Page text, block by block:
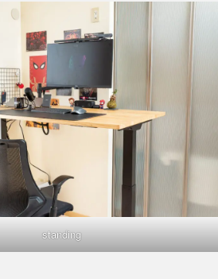
standing